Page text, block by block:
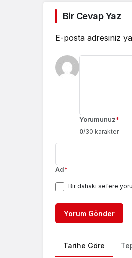
Bir Cevap Yaz
E-posta adresiniz
Yorumunuz*
0/30 karakter
Ad*
Bir dahaki sefere
Yorum Gönder
Tarihe Göre